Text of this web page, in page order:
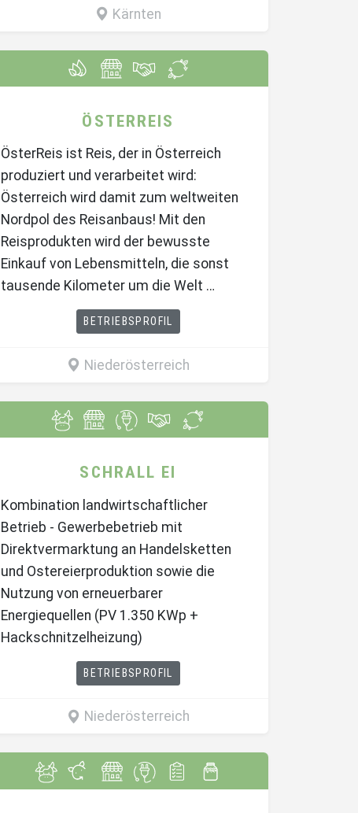
Kärnten
ÖSTERREIS
ÖsterReis ist Reis, der in Österreich
produziert und verarbeitet wird:
Österreich wird damit zum weltweiten
Nordpol des Reisanbaus! Mit den
Reisprodukten wird der bewusste
Einkauf von Lebensmitteln, die sonst
tausende Kilometer um die Welt …
BETRIEBSPROFIL
Niederösterreich
SCHRALL EI
Kombination landwirtschaftlicher
Betrieb - Gewerbebetrieb mit
Direktvermarktung an Handelsketten
und Ostereierproduktion sowie die
Nutzung von erneuerbarer
Energiequellen (PV 1.350 KWp +
Hackschnitzelheizung)
BETRIEBSPROFIL
Niederösterreich